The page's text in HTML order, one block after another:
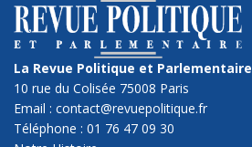
La Revue Politique et Parlementaire
10 rue du Colisée 75008 Paris
Email : contact@revuepolitique.fr
Téléphone : 01 76 47 09 30